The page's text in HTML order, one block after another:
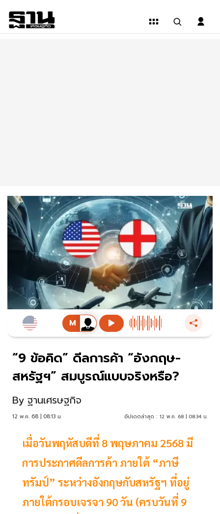
“9 ข้อคิด” ดีลการค้า “อังกฤษ-
สหรัฐฯ” สมบูรณ์แบบจริงหรือ?
By ฐานเศรษฐกิจ
12 พ.ค. 68 | 08:13 น. อัปเดตล่าสุด : 12 พ.ค. 68 | 08:34 น.
เมื่อวันพฤหัสบดีที่ 8 พฤษภาคม 2568 มี
การประกาศดีลการค้า ภายใต้ “ภาษี
ทรัมป์” ระหว่างอังกฤษกับสหรัฐฯ ที่อยู่
ภายใต้กรอบเจรจา 90 วัน (ครบวันที่ 9